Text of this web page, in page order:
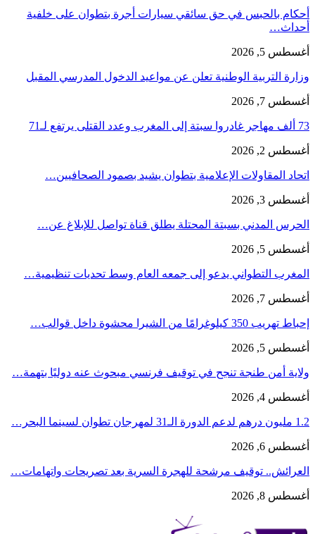
أحكام بالحبس في حق سائقي سيارات أجرة بتطوان على خلفية
أحداث…
أغسطس 5, 2026
وزارة التربية الوطنية تعلن عن مواعيد الدخول المدرسي المقبل
أغسطس 7, 2026
73 ألف مهاجر غادروا سبتة إلى المغرب وعدد القتلى يرتفع لـ71
أغسطس 2, 2026
اتحاد المقاولات الإعلامية بتطوان يشيد بصمود الصحافيين…
أغسطس 3, 2026
الحرس المدني بسبتة المحتلة يطلق قناة تواصل للإبلاغ عن…
أغسطس 5, 2026
المغرب التطواني يدعو إلى جمعه العام وسط تحديات تنظيمية…
أغسطس 7, 2026
إحباط تهريب 350 كيلوغرامًا من الشيرا محشوة داخل قوالب…
أغسطس 5, 2026
ولاية أمن طنجة تنجح في توقيف فرنسي مبحوث عنه دوليًا بتهمة…
أغسطس 4, 2026
1.2 مليون درهم لدعم الدورة الـ31 لمهرجان تطوان لسينما البحر…
أغسطس 6, 2026
العرائش.. توقيف مرشحة للهجرة السرية بعد تصريحات واتهامات…
أغسطس 8, 2026